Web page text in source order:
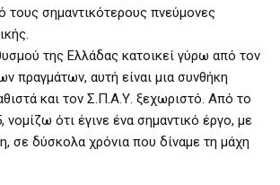
τους σημαντικότερους πνεύμονες
της Ελλάδας κατοικεί γύρω από τον
πραγμάτων, αυτή είναι μια συνθήκη
και τον Σ.Π.Α.Υ. ξεχωριστό. Από το
ότι έγινε ένα σημαντικό έργο, με
σε δύσκολα χρόνια που δίναμε τη μάχη